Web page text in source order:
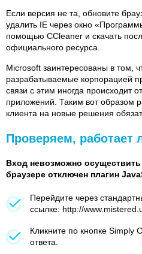
Если версия не та, обновите
удалить IE через окно
помощью CCleaner и скачать
официального ресурса.
Microsoft заинтересованы в том,
разрабатываемые корпорацией
связи с этим иногда происходит
приложений. Таким вот образом
клиента на новые решения
Проверяем, работает
Вход невозможно осуществить
браузере отключен плагин
Перейдите через
ссылке: http://
Кликните по кнопке Simply
ответа.